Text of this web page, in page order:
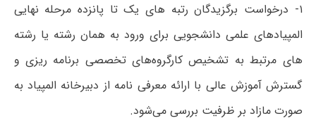
۱- درخواست برگزیدگان رتبه های یک تا پانزده مرحله نهایی
المپیادهای علمی دانشجویی برای ورود به همان رشته یا رشته
های مرتبط به تشخیص کارگروه‌های تخصصی برنامه ریزی و
گسترش آموزش عالی با ارائه معرفی نامه از دبیرخانه المپیاد به
صورت مازاد بر ظرفیت بررسی می‌شود.